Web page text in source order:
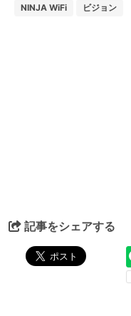
NINJA WiFi ビジョン
記事をシェアする